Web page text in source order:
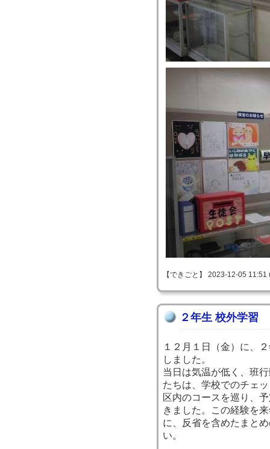
【できごと】 2023-12-05
２年生 校外学習
１２月１日（金）に、
しました。
当日は気温が低く、班
たちは、学校でのチェ
区内のコースを巡り、
きました。この経験を
に、反省を含めたまと
い。